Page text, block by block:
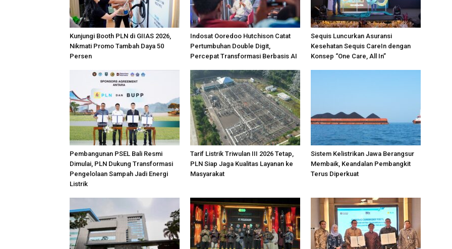
Kunjungi Booth PLN di GIIAS 2026,
Nikmati Promo Tambah Daya 50
Persen
Indosat Ooredoo Hutchison Catat
Pertumbuhan Double Digit,
Percepat Transformasi Berbasis AI
Sequis Luncurkan Asuransi
Kesehatan Sequis CareIn dengan
Konsep “One Care, All In”
Pembangunan PSEL Bali Resmi
Dimulai, PLN Dukung Transformasi
Pengelolaan Sampah Jadi Energi
Listrik
Tarif Listrik Triwulan III 2026 Tetap,
PLN Siap Jaga Kualitas Layanan ke
Masyarakat
Sistem Kelistrikan Jawa Berangsur
Membaik, Keandalan Pembangkit
Terus Diperkuat